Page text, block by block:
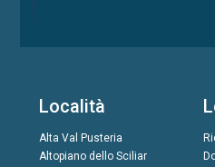
Località
Alta Val Pusteria
Altopiano dello Sciliar